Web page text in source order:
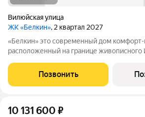
Вилюйская улица
ЖК «Белкин», 2 квартал 2027
«Белкин» это современный дом комфорт-класса,
расположенный на границе
закрытый от посторонних двор; - детские
экоплощадки; - лаунж-зоны, где можно
Позвонить
10 131 600 ₽